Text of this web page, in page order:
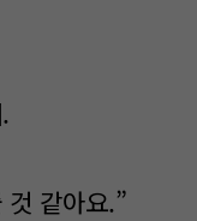
것 같아요.”